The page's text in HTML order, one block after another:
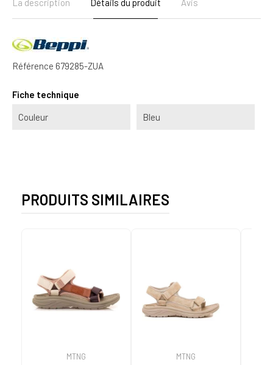
La description Détails du produit Avis
Référence 679285-ZUA
Fiche technique
Couleur Bleu
PRODUITS SIMILAIRES
MTNG MTNG